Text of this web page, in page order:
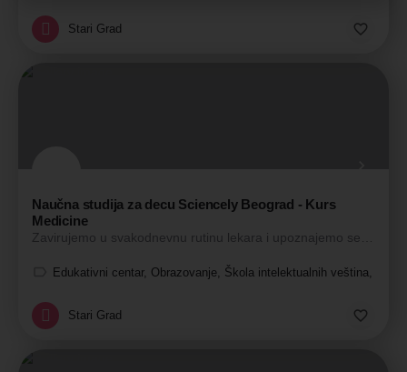
Stari Grad
Naučna studija za decu Sciencely Beograd - Kurs
Medicine
Edukativni centar, Obrazovanje, Škola intelektualnih veština,
Stari Grad